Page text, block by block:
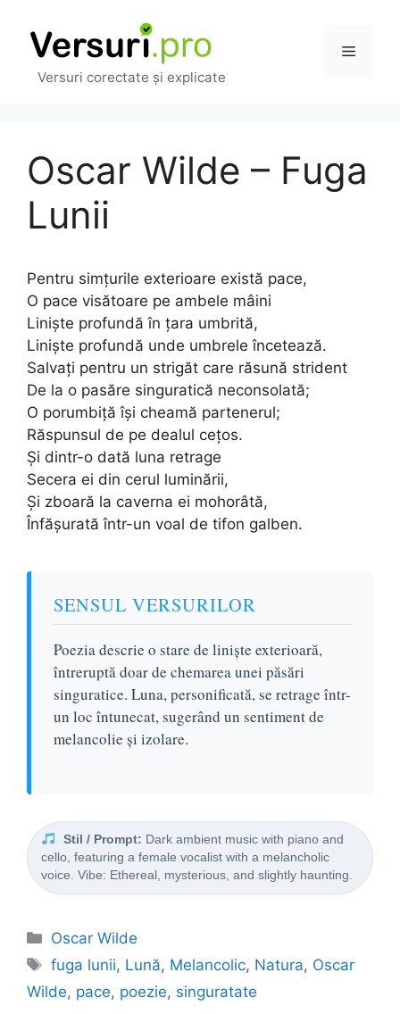
conținut
Versuri corectate și explicate
Meniu
Oscar Wilde – Fuga
Lunii
Pentru simțurile exterioare există pace,
O pace visătoare pe ambele mâini
Liniște profundă în țara umbrită,
Liniște profundă unde umbrele încetează.
Salvați pentru un strigăt care răsună strident
De la o pasăre singuratică neconsolată;
O porumbiță își cheamă partenerul;
Răspunsul de pe dealul cețos.
Și dintr-o dată luna retrage
Secera ei din cerul luminării,
Și zboară la caverna ei mohorâtă,
Înfășurată într-un voal de tifon galben.
SENSUL VERSURILOR
Poezia descrie o stare de liniște exterioară,
întreruptă doar de chemarea unei păsări
singuratice. Luna, personificată, se retrage într-
un loc întunecat, sugerând un sentiment de
melancolie și izolare.
Stil / Prompt: Dark ambient music with piano and
cello, featuring a female vocalist with a melancholic
voice. Vibe: Ethereal, mysterious, and slightly haunting.
Categorii
Oscar Wilde
Etichete
fuga lunii, Lună, Melancolic, Natura, Oscar
Wilde, pace, poezie, singuratate